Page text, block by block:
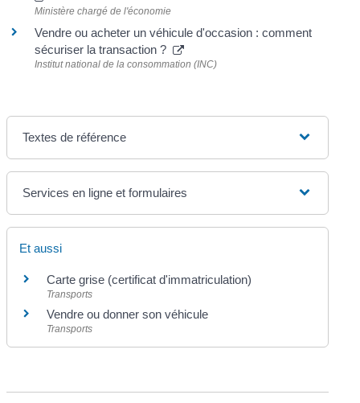
Ministère chargé de l'économie
Vendre ou acheter un véhicule d'occasion : comment
sécuriser la transaction ?
Institut national de la consommation (INC)
Textes de référence
Services en ligne et formulaires
Et aussi
Carte grise (certificat d'immatriculation)
Transports
Vendre ou donner son véhicule
Transports